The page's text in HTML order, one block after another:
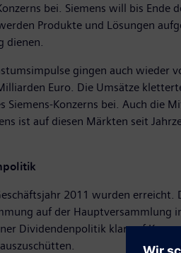
bei. Siemens will bis
Produkte und Lösungen
dienen.
gingen auch wieder
Euro. Die Umsätze
Siemens-Konzerns bei. Auch
ist auf diesen Märkten seit
2011 wurden
auf der Hauptversammlung
Dividendenpolitik klar auf Kurs